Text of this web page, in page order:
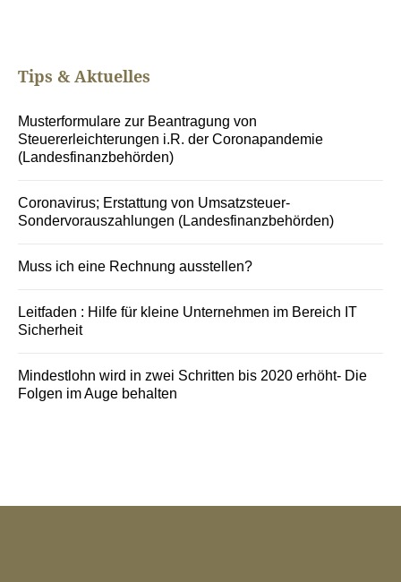
Tips & Aktuelles
Musterformulare zur Beantragung von
Steuererleichterungen i.R. der Coronapandemie
(Landesfinanzbehörden)
Coronavirus; Erstattung von Umsatzsteuer-
Sondervorauszahlungen (Landesfinanzbehörden)
Muss ich eine Rechnung ausstellen?
Leitfaden : Hilfe für kleine Unternehmen im Bereich IT
Sicherheit
Mindestlohn wird in zwei Schritten bis 2020 erhöht- Die
Folgen im Auge behalten